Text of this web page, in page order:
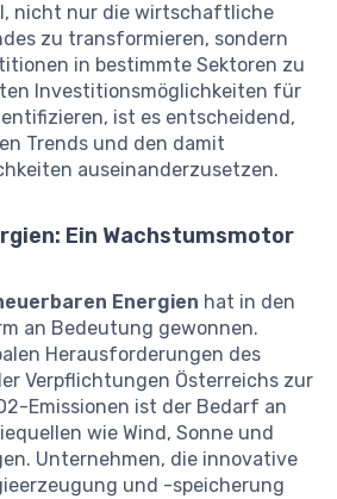
nicht nur die wirtschaftliche
zu transformieren, sondern
in bestimmte Sektoren zu
Investitionsmöglichkeiten für
ist es entscheidend,
Trends und den damit
auseinanderzusetzen.
Ein Wachstumsmotor
Energien hat in den
an Bedeutung gewonnen.
Herausforderungen des
Verpflichtungen Österreichs zur
Emissionen ist der Bedarf an
wie Wind, Sonne und
Unternehmen, die innovative
und -speicherung